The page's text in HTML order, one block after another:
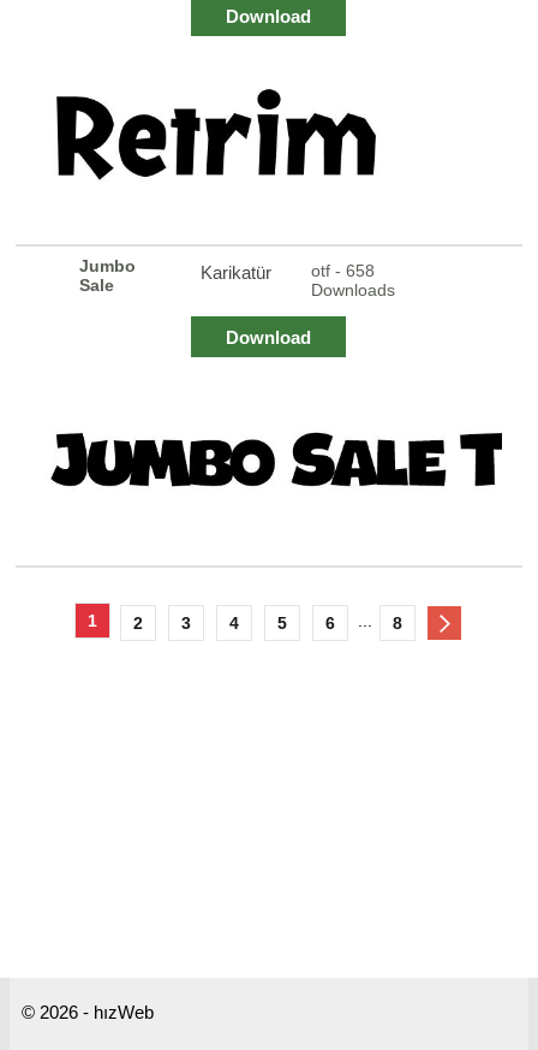
Download
Jumbo
Sale
Karikatür
otf - 658
Downloads
Download
1 2 3 4 5 6 8
© 2026 - hızWeb